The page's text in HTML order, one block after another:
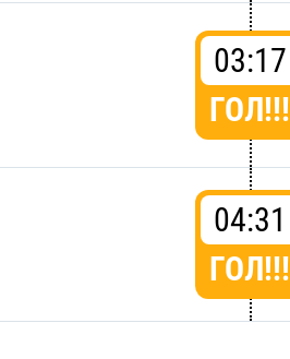
03:17
ГОЛ!!!
04:31
ГОЛ!!!